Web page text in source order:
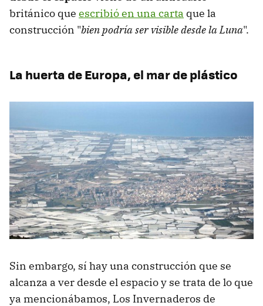
británico que escribió en una carta que la
construcción "bien podría ser visible desde la Luna".
La huerta de Europa, el mar de plástico
Sin embargo, sí hay una construcción que se
alcanza a ver desde el espacio y se trata de lo que
ya mencionábamos, Los Invernaderos de